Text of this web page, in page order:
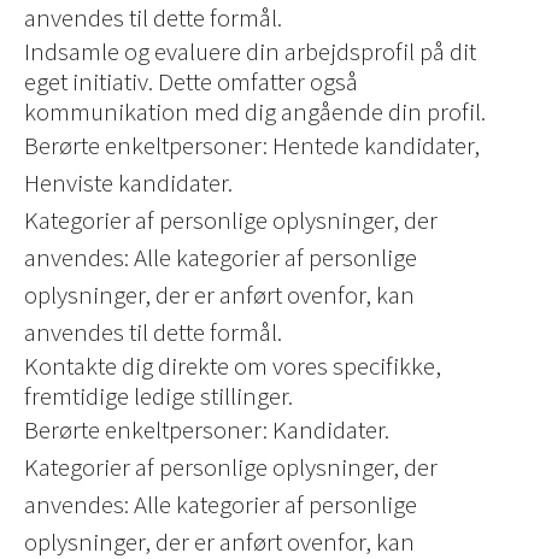
anvendes til dette formål.
Indsamle og evaluere din arbejdsprofil på dit
eget initiativ. Dette omfatter også
kommunikation med dig angående din profil.
Berørte enkeltpersoner: Hentede kandidater,
Henviste kandidater.
Kategorier af personlige oplysninger, der
anvendes: Alle kategorier af personlige
oplysninger, der er anført ovenfor, kan
anvendes til dette formål.
Kontakte dig direkte om vores specifikke,
fremtidige ledige stillinger.
Berørte enkeltpersoner: Kandidater.
Kategorier af personlige oplysninger, der
anvendes: Alle kategorier af personlige
oplysninger, der er anført ovenfor, kan